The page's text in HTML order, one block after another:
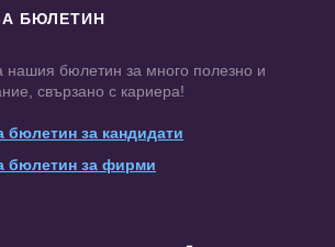
БЮЛЕТИН
нашия бюлетин за много полезно и
свързано с кариера!
бюлетин за кандидати
бюлетин за фирми